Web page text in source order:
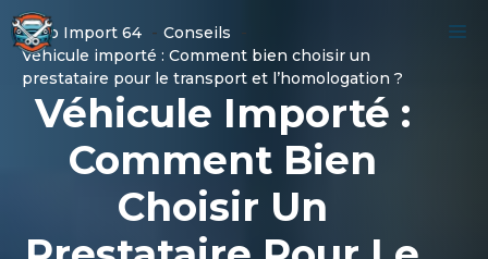
Aller
au
contenu
Auto Import 64
Conseils
Véhicule importé : Comment bien choisir un
prestataire pour le transport et l’homologation ?
Véhicule Importé :
Comment Bien
Choisir Un